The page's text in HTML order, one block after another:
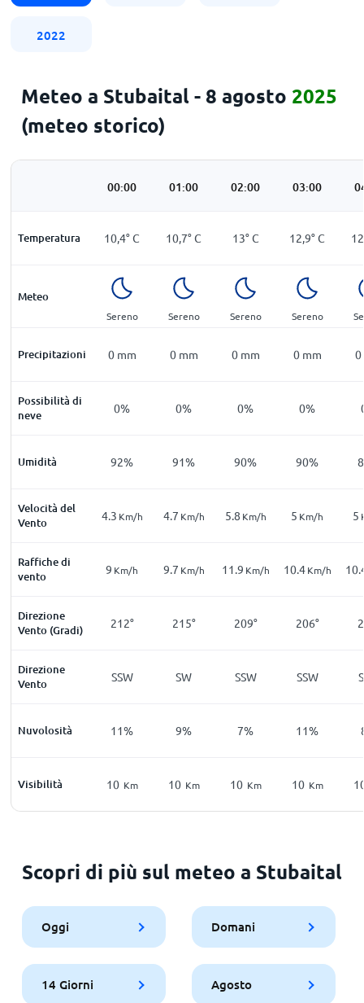
2022
Meteo a Stubaital - 8 agosto 2025
(meteo storico)
00:00 01:00 02:00 03:00
Temperatura 10,4°C 10,7°C 13°C 12,9°C
Meteo
Sereno Sereno Sereno Sereno
Precipitazioni 0 mm 0 mm 0 mm 0 mm 0
Possibilità di
neve
0% 0% 0% 0%
Umidità 92% 91% 90% 90%
Velocità del
Vento
4.3 Km/h 4.7 Km/h 5.8 Km/h 5 Km/h 5
Raffiche di
vento
9 Km/h 9.7 Km/h 11.9 Km/h 10.4Km/h
Direzione
Vento (Gradi)
212° 215° 209° 206°
Direzione
Vento
SSW SW SSW SSW
Nuvolosità 11% 9% 7% 11%
Visibilità 10 Km 10 Km 10 Km 10 Km
Scopri di più sul meteo a Stubaital
Oggi Domani
14 Giorni Agosto